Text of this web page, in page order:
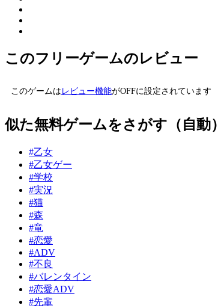
このフリーゲームのレビュー
このゲームは レビュー機能がOFFに設定されています
似た無料ゲームをさがす（自動）
#乙女
#乙女ゲー
#学校
#実況
#猫
#森
#竜
#恋愛
#ADV
#不良
#バレンタイン
#恋愛ADV
#先輩